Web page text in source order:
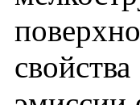
свойства